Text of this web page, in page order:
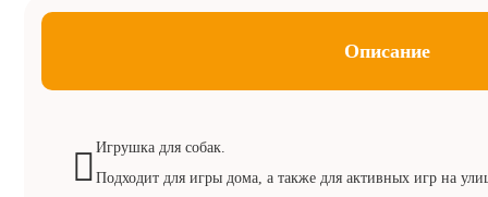
Описание
Игрушка для собак.
Подходит для игры дома, а также для активных игр на